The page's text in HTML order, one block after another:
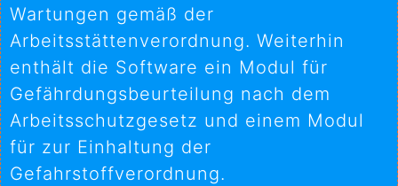
Wartungen gemäß der
Arbeitsstättenverordnung. Weiterhin
enthält die Software ein Modul für
Gefährdungsbeurteilung nach dem
Arbeitsschutzgesetz und einem Modul
für zur Einhaltung der
Gefahrstoffverordnung.